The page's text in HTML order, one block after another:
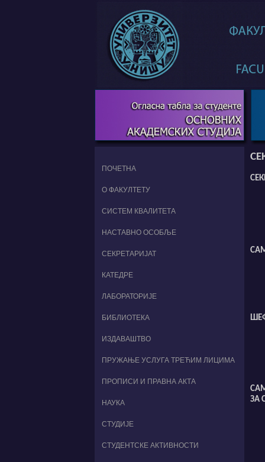
ПОЧЕТНА
О ФАКУЛТЕТУ
СИСТЕМ КВАЛИТЕТА
НАСТАВНО ОСОБЉЕ
СЕКРЕТАРИЈАТ
КАТЕДРЕ
ЛАБОРАТОРИЈЕ
БИБЛИОТЕКА
ИЗДАВАШТВО
ПРУЖАЊЕ УСЛУГА ТРЕЋИМ ЛИЦИМА
ПРОПИСИ И ПРАВНА АКТА
НАУКА
СТУДИЈЕ
СТУДЕНТСКЕ АКТИВНОСТИ
ЗА